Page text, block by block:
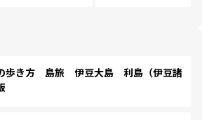
歩き方 島旅 伊豆大島 利島（伊豆諸